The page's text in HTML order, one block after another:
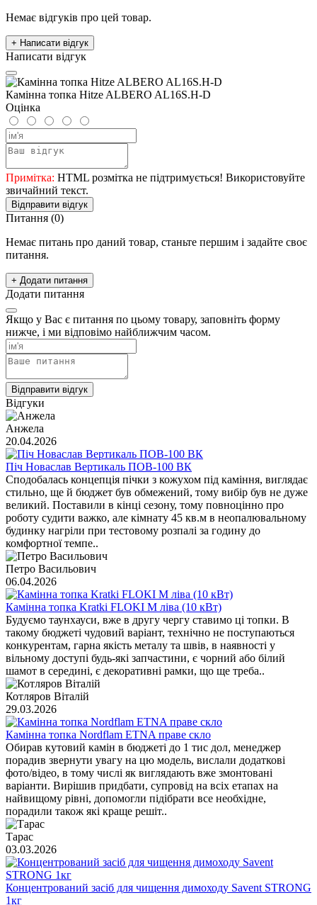
Немає відгуків про цей товар.
+ Написати відгук
Написати відгук
Камінна топка Hitze ALBERO AL16S.H-D
Оцінка
Примітка: HTML розмітка не підтримується! Використовуйте
звичайний текст.
Відправити відгук
Питання (0)
Немає питань про даний товар, станьте першим і задайте своє
питання.
+ Додати питання
Додати питання
Якщо у Вас є питання по цьому товару, заповніть форму
нижче, і ми відповімо найближчим часом.
Відправити відгук
Відгуки
Анжела
20.04.2026
Піч Новаслав Вертикаль ПОВ-100 ВК
Сподобалась концепція пічки з кожухом під каміння, виглядає
стильно, ще й бюджет був обмежений, тому вибір був не дуже
великий. Поставили в кінці сезону, тому повноцінно про
роботу судити важко, але кімнату 45 кв.м в неопалювальному
будинку нагріли при тестовому розпалі за годину до
комфортної темпе..
Петро Васильович
06.04.2026
Камінна топка Kratki FLOKI M ліва (10 кВт)
Будуємо таунхауси, вже в другу чергу ставимо ці топки. В
такому бюджеті чудовий варіант, технічно не поступаються
конкурентам, гарна якість металу та швів, в наявності у
вільному доступі будь-які запчастини, є чорний або білий
шамот в середині, є декоративні рамки, що ще треба..
Котляров Віталій
29.03.2026
Камінна топка Nordflam ETNA праве скло
Обирав кутовий камін в бюджеті до 1 тис дол, менеджер
порадив звернути увагу на цю модель, вислали додаткові
фото/відео, в тому числі як виглядають вже змонтовані
варіанти. Вирішив придбати, супровід на всіх етапах на
найвищому рівні, допомогли підібрати все необхідне,
порадили також які краще решіт..
Тарас
03.03.2026
Концентрований засіб для чищення димоходу Savent STRONG
1кг